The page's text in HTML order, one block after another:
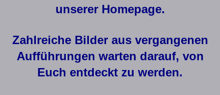
unserer Homepage.
Zahlreiche Bilder aus vergangenen
Aufführungen warten darauf, von
Euch entdeckt zu werden.